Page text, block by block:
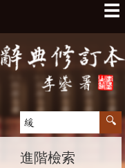
☰
進階檢索